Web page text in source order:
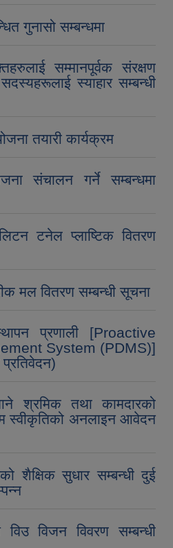
गुनासो सम्बन्धमा
सम्मानपूर्वक संरक्षण
सदस्यहरूलाई स्याहार सम्बन्धी
तयारी कार्यक्रम
संचालन गर्ने सम्बन्धमा
टनेल प्लाष्टिक वितरण
मल वितरण सम्बन्धी सूचना
प्रणाली [Proactive
System (PDMS)]
श्रमिक तथा कामदारको
स्वीकृतिको अनलाइन आवेदन
शैक्षिक सुधार सम्बन्धी दुई
विजन विवरण सम्बन्धी